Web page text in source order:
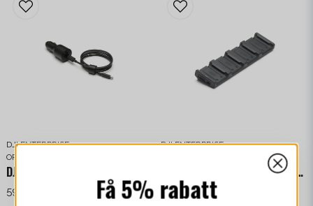
DJI ENTERPRISE
OPLADERE
DJI 65W biloplader
598,4 kr
DJI ENTERPRISE
DJI Matrice 4-serie opladningshub (100 W)
605,2 kr / Stykke
Få 5% rabatt